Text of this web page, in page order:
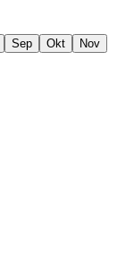
Sep Okt
Nov